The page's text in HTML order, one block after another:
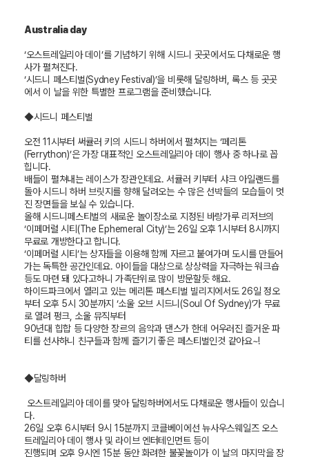
Australia day
‘오스트레일리아 데이 ’를 기념하기 위해 시드니 곳곳에서도 다채로운 행
사가 펼쳐진다.
‘시드니 페스티벌(Sydney Festival)’을 비롯해 달링하버, 록스 등 곳곳
에서 이 날을 위한 특별한 프로그램을 준비했습니다.
◆시드니 페스티벌
오전 11시부터 써큘러 키의 시드니 하버에서 펼쳐지는‘페리톤
(Ferrython)’은 가장 대표적인 오스트레일리아 데이 행사 중 하나로 꼽
힙니다.
배들이 펼쳐내는 레이스가 장관인데요.서큘러 키부터 샤크 아일랜드를
돌아 시드니 하버 브릿지를 향해 달려오는 수 많은 선박들의 모습들이 멋
진 장면들을 보실 수 있습니다.
올해 시드니페스티벌의 새로운 놀이장소로 지정된 바랑가루 리저브의
‘이페머럴 시티(The Ephemeral City)’는26일 오후 1시부터 8시까지
무료로 개방한다고 합니다.
‘이페머럴 시티’는 상자들을 이용해 함께 자르고 붙여가며 도시를 만들어
가는 독특한 공간인데요. 아이들을 대상으로 상상력을 자극하는 워크숍
등도 마련 돼 있다고하니 가족단위로 많이 방문할듯 해요.
하이드파크에서 열리고 있는 메리톤 페스티벌 빌리지에서도26일 정오
부터 오후 5시 30분까지 ‘소울 오브 시드니(Soul Of Sydney)’가 무료
로 열려 펑크, 소울 뮤직부터
90년대 힙합 등 다양한 장르의 음악과 댄스가 한데 어우러진 즐거운 파
티를 선사하니 친구들과 함께 즐기기 좋은 페스티벌인것 같아요~!
◆달링하버
오스트레일리아 데이를 맞아 달링하버에서도 다채로운 행사들이 있습니
다.
26일 오후 6시부터 9시 15분까지 코클베이에선 뉴사우스웨일즈 오스
트레일리아 데이 행사 및 라이브 엔터테인먼트 등이
진행되며 오후 9시엔 15분 동안 화려한 불꽃놀이가 이 날의 마지막을 장